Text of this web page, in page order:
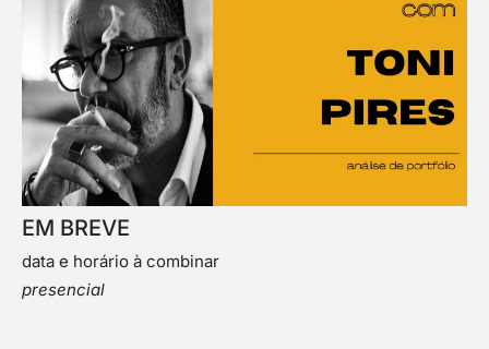
EM BREVE
data e horário à combinar
presencial